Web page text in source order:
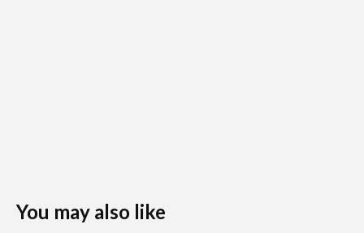
You may also like